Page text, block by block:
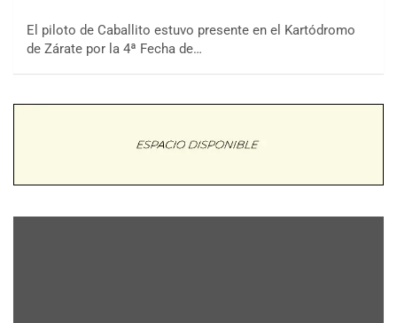
El piloto de Caballito estuvo presente en el Kartódromo
de Zárate por la 4ª Fecha de…